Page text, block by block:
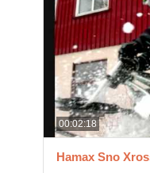
00:02:18
Hamax Sno